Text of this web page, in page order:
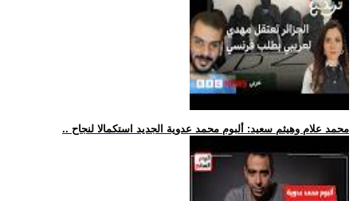
.. محمد علام وهيثم سعيد: ألبوم محمد عدوية الجديد استكمالا لنجاح